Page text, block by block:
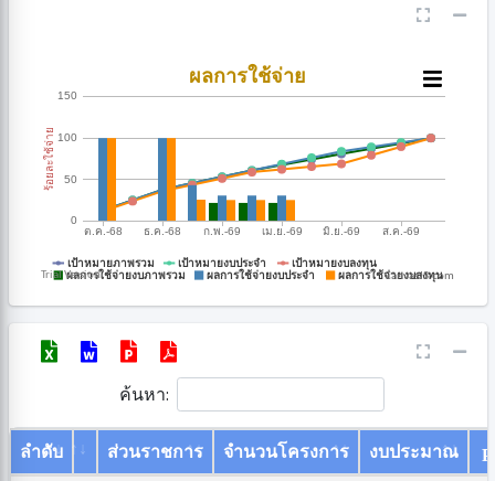
CanvasJS.com
ค้นหา:
ลำดับ ส่วนราชการ จำนวนโครงการ งบประมาณ